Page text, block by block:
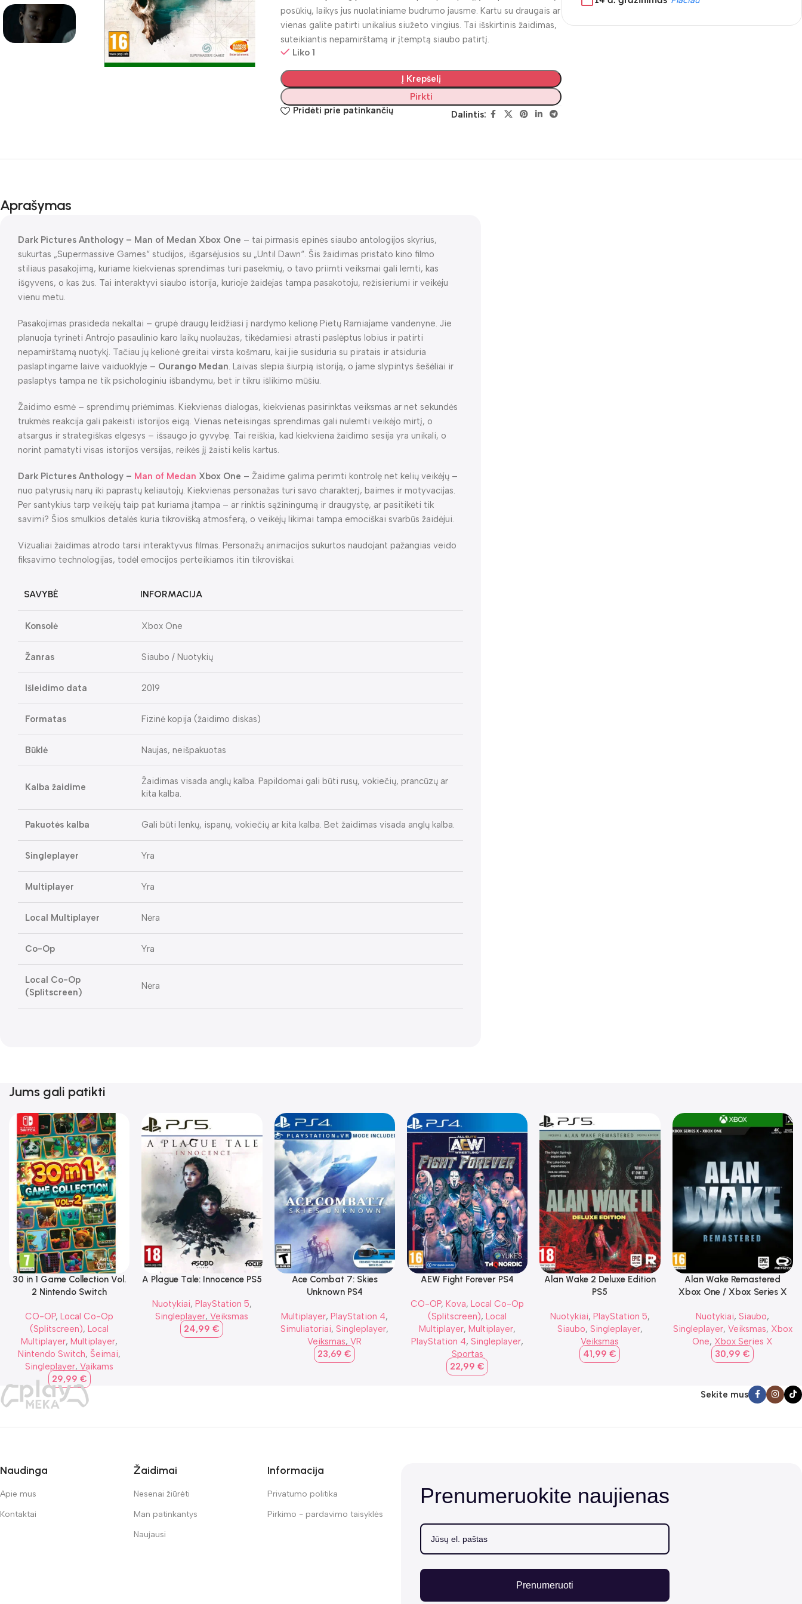
posūkių, laikys jus nuolatiniame budrumo jausme. Kartu su draugais ar
vienas galite patirti unikalius siužeto vingius. Tai išskirtinis žaidimas,
suteikiantis nepamirštamą ir įtemptą siaubo patirtį.
Liko 1
Į Krepšelį
Pirkti
Pridėti prie patinkančių
Dalintis:
Aprašymas
Dark Pictures Anthology – Man of Medan Xbox One – tai pirmasis epinės siaubo antologijos skyrius,
sukurtas „Supermassive Games“ studijos, išgarsėjusios su „Until Dawn“. Šis žaidimas pristato kino filmo
stiliaus pasakojimą, kuriame kiekvienas sprendimas turi pasekmių, o tavo priimti veiksmai gali lemti, kas
išgyvens, o kas žus. Tai interaktyvi siaubo istorija, kurioje žaidėjas tampa pasakotoju, režisieriumi ir veikėju
vienu metu.
Pasakojimas prasideda nekaltai – grupė draugų leidžiasi į nardymo kelionę Pietų Ramiajame vandenyne. Jie
planuoja tyrinėti Antrojo pasaulinio karo laikų nuolaužas, tikėdamiesi atrasti paslėptus lobius ir patirti
nepamirštamą nuotykį. Tačiau jų kelionė greitai virsta košmaru, kai jie susiduria su piratais ir atsiduria
paslaptingame laive vaiduoklyje – Ourango Medan . Laivas slepia šiurpią istoriją, o jame slypintys šešėliai ir
paslaptys tampa ne tik psichologiniu išbandymu, bet ir tikru išlikimo mūšiu.
Žaidimo esmė – sprendimų priėmimas. Kiekvienas dialogas, kiekvienas pasirinktas veiksmas ar net sekundės
trukmės reakcija gali pakeisti istorijos eigą. Vienas neteisingas sprendimas gali nulemti veikėjo mirtį, o
atsargus ir strategiškas elgesys – išsaugo jo gyvybę. Tai reiškia, kad kiekviena žaidimo sesija yra unikali, o
norint pamatyti visas istorijos versijas, reikės jį žaisti kelis kartus.
Dark Pictures Anthology – Man of Medan Xbox One – Žaidime galima perimti kontrolę net kelių veikėjų –
nuo patyrusių narų iki paprastų keliautojų. Kiekvienas personažas turi savo charakterį, baimes ir motyvacijas.
Per santykius tarp veikėjų taip pat kuriama įtampa – ar rinktis sąžiningumą ir draugystę, ar pasitikėti tik
savimi? Šios smulkios detalės kuria tikrovišką atmosferą, o veikėjų likimai tampa emociškai svarbūs žaidėjui.
Vizualiai žaidimas atrodo tarsi interaktyvus filmas. Personažų animacijos sukurtos naudojant pažangias veido
fiksavimo technologijas, todėl emocijos perteikiamos itin tikroviškai.
SAVYBĖ INFORMACIJA
Konsolė Xbox One
Žanras Siaubo / Nuotykių
Išleidimo data 2019
Formatas Fizinė kopija (žaidimo diskas)
Būklė Naujas, neišpakuotas
Kalba žaidime
Žaidimas visada anglų kalba. Papildomai gali būti rusų, vokiečių, prancūzų ar
kita kalba.
Pakuotės kalba Gali būti lenkų, ispanų, vokiečių ar kita kalba. Bet žaidimas visada anglų kalba.
Singleplayer Yra
Multiplayer Yra
Local Multiplayer Nėra
Co-Op Yra
Local Co-Op
(Splitscreen)
Nėra
Jums gali patikti
30 in 1 Game Collection Vol.
2 Nintendo Switch
CO-OP,Local Co-Op
(Splitscreen),Local
Multiplayer,Multiplayer,
Nintendo Switch, Šeimai,
Singleplayer,Vaikams
29,99 €
A Plague Tale: Innocence PS5
Nuotykiai, PlayStation 5,
Singleplayer,Veiksmas
24,99€
Ace Combat 7: Skies
Unknown PS4
Multiplayer,PlayStation 4,
Simuliatoriai,Singleplayer,
Veiksmas,VR
23,69€
AEW Fight Forever PS4
CO-OP,Kova,Local Co-Op
(Splitscreen),Local
Multiplayer,Multiplayer,
PlayStation 4,Singleplayer,
Sportas
22,99€
Alan Wake 2 Deluxe Edition
PS5
Nuotykiai, PlayStation 5,
Siaubo, Singleplayer,
Veiksmas
41,99€
Alan Wake Remastered
Xbox One / Xbox Series X
Nuotykiai,Siaubo,
Singleplayer, Veiksmas, Xbox
One, Xbox Series X
30,99€
Sekite mus
Naudinga
Apie mus
Kontaktai
Žaidimai
Nesenai žiūrėti
Man patinkantys
Naujausi
Informacija
Privatumo politika
Pirkimo - pardavimo taisyklės
Prenumeruokite naujienas
Prenumeruoti